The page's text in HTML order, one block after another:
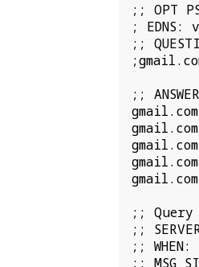
;; OPT
;
;;
;;
;; Query
;;
;;
;; MSG